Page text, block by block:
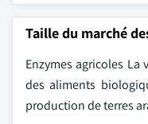
Taille du marché
Enzymes agricoles
des aliments
production de terres